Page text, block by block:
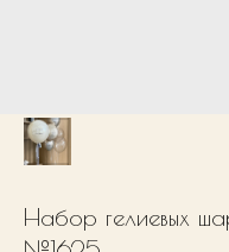
Набор гелиевых